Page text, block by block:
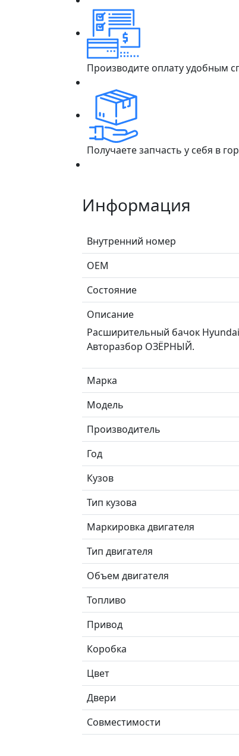
Производите оплату удобным
Получаете запчасть у себя в
Информация
Внутренний номер
ОЕМ
Состояние
Описание
Расширительный бачок
Авторазбор ОЗЁРНЫЙ.
Марка
Модель
Производитель
Год
Кузов
Тип кузова
Маркировка двигателя
Тип двигателя
Объем двигателя
Топливо
Привод
Коробка
Цвет
Двери
Совместимости